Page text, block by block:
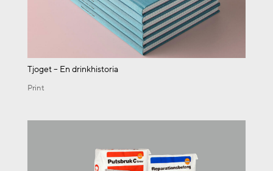
Tjoget – En drinkhistoria
Print